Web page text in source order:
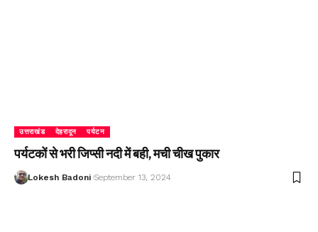
उत्तराखंड देहरादून पर्यटन
पर्यटकों से भरी जिप्सी नदी में बही, मची चीख पुकार
Lokesh Badoni September 13, 2024